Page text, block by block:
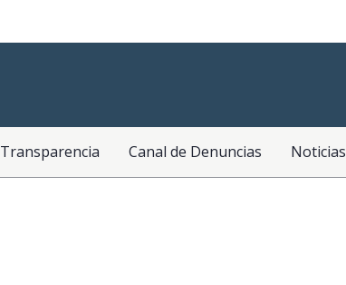
Transparencia Canal de Denuncias Noticias